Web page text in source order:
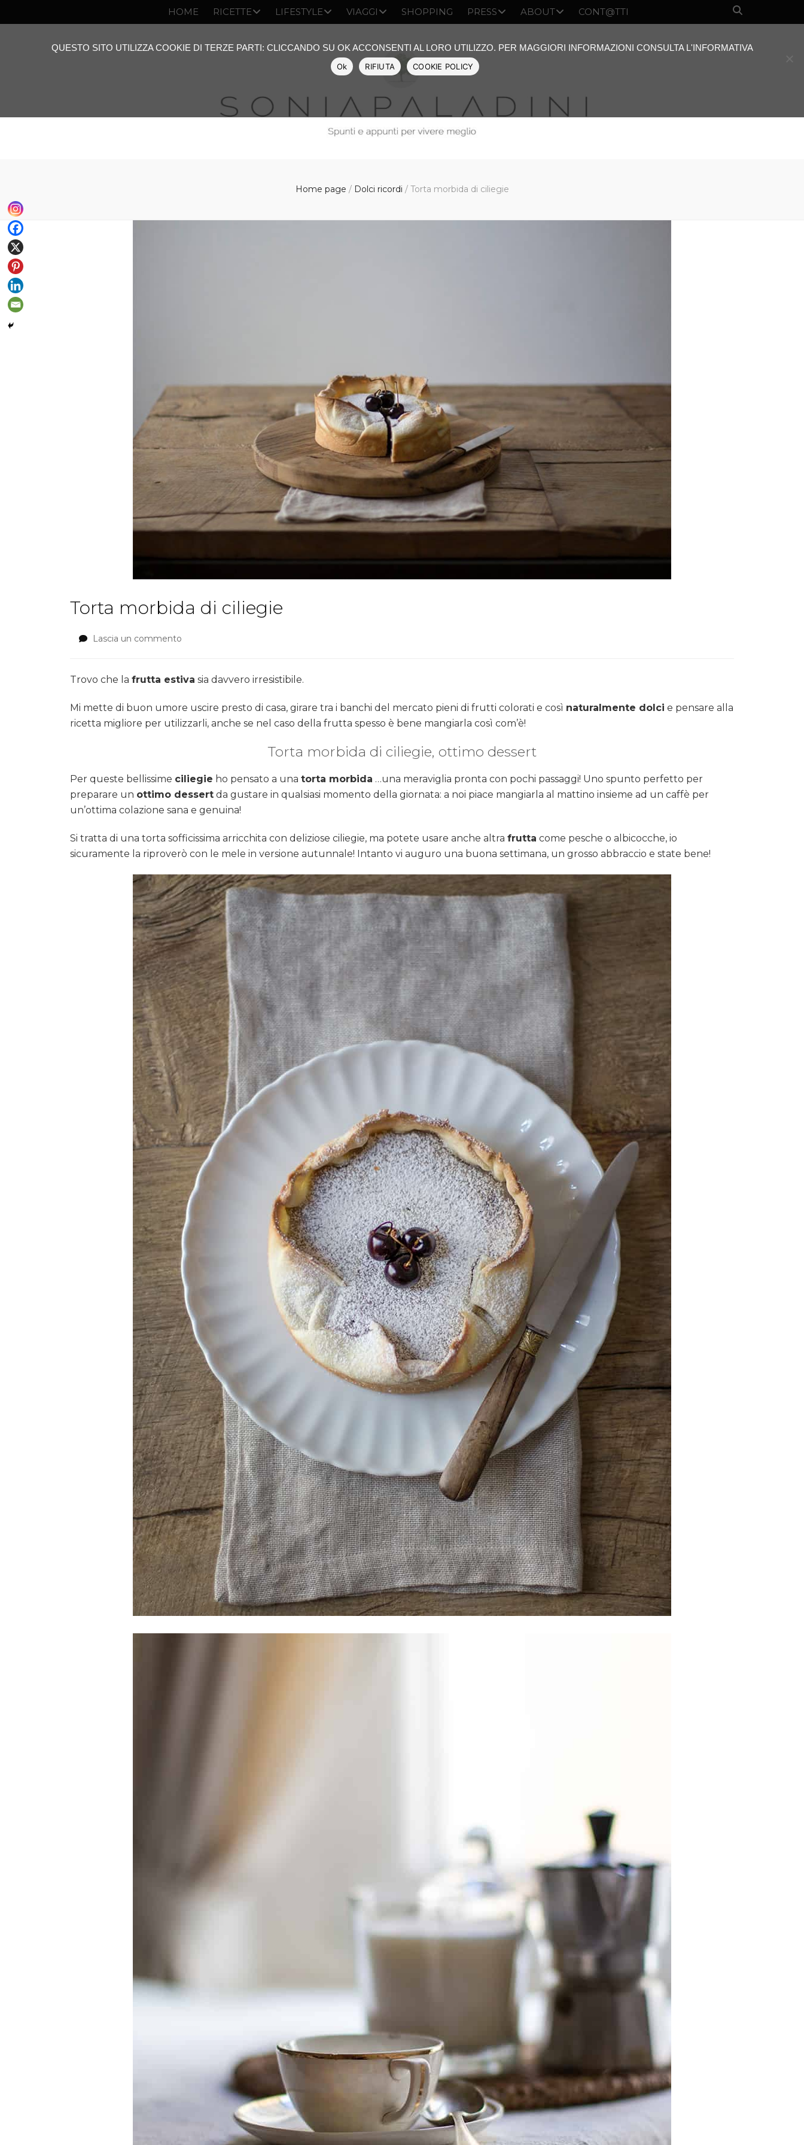
HOME RICETTE LIFESTYLE VIAGGI SHOPPING PRESS ABOUT CONT@TTI
Home page / Dolci ricordi / Torta morbida di ciliegie
Torta morbida di ciliegie
Lascia un commento
di
Trovo che la frutta estiva sia davvero irresistibile.
Mi mette di buon umore uscire presto di casa, girare tra i banchi del mercato pieni di frutti colorati e così naturalmente dolci e pensare alla
ricetta migliore per utilizzarli, anche se nel caso della frutta spesso è bene mangiarla così com’è!
Torta morbida di ciliegie, ottimo dessert
Per queste bellissime ciliegie ho pensato a una torta morbida …una meraviglia pronta con pochi passaggi! Uno spunto perfetto per
preparare un ottimo dessert da gustare in qualsiasi momento della giornata: a noi piace mangiarla al mattino insieme ad un caffè per
un’ottima colazione sana e genuina!
Si tratta di una torta sofficissima arricchita con deliziose ciliegie, ma potete usare anche altra frutta come pesche o albicocche, io
sicuramente la riproverò con le mele in versione autunnale! Intanto vi auguro una buona settimana, un grosso abbraccio e state bene!
QUESTO SITO UTILIZZA COOKIE DI TERZE PARTI: CLICCANDO SU OK ACCONSENTI AL LORO UTILIZZO. PER MAGGIORI INFORMAZIONI CONSULTA L'INFORMATIVA
Ok RIFIUTA COOKIE POLICY